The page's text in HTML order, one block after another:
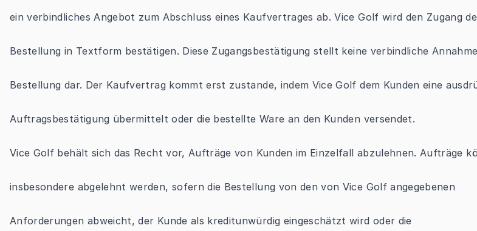
ein verbindliches Angebot zum Abschluss eines Kaufvertrages ab. Vice Golf wird den Zugang
Bestellung in Textform bestätigen. Diese Zugangsbestätigung stellt keine verbindliche
Bestellung dar. Der Kaufvertrag kommt erst zustande, indem Vice Golf dem Kunden eine
Auftragsbestätigung übermittelt oder die bestellte Ware an den Kunden versendet.
Vice Golf behält sich das Recht vor, Aufträge von Kunden im Einzelfall abzulehnen. Aufträge
insbesondere abgelehnt werden, sofern die Bestellung von den von Vice Golf angegebenen
Anforderungen abweicht, der Kunde als kreditunwürdig eingeschätzt wird oder die